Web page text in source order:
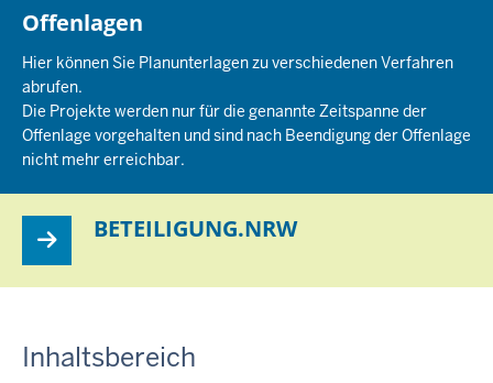
Offenlagen
Hier können Sie Planunterlagen zu verschiedenen Verfahren
abrufen.
Die Projekte werden nur für die genannte Zeitspanne der
Offenlage vorgehalten und sind nach Beendigung der Offenlage
nicht mehr erreichbar.
BETEILIGUNG.NRW
Inhaltsbereich